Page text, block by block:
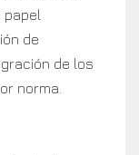
de
de los
norma.